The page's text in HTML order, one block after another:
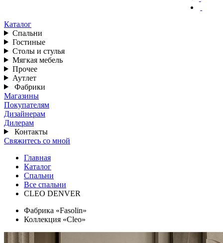
Каталог
Спальни
Гостиные
Столы и стулья
Мягкая мебель
Прочее
Аутлет
Фабрики
Магазины
Покупателям
Дизайнерам
Дилерам
Контакты
Свяжитесь со мной
Главная
Каталог
Спальни
Все спальни
CLEO DENVER
Фабрика «Fasolin»
Коллекция «Cleo»